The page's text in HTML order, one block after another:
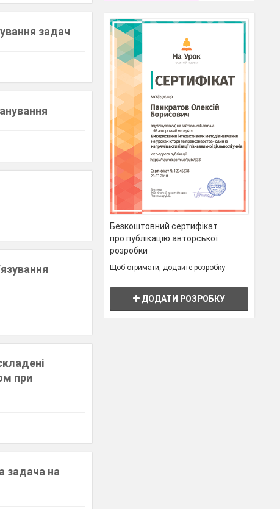
задач
при
задача на
Безкоштовний сертифікат
про публікацію авторської
розробки
Щоб отримати, додайте розробку
ДОДАТИ РОЗРОБКУ